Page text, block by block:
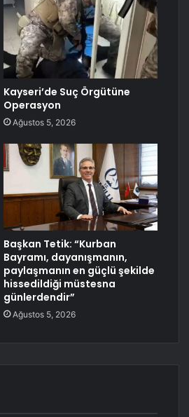
Kayseri’de Suç Örgütüne
Operasyon
Ağustos 5, 2026
Başkan Tetik: “Kurban
Bayramı, dayanışmanın,
paylaşmanın en güçlü şekilde
hissedildiği müstesna
günlerdendir”
Ağustos 5, 2026